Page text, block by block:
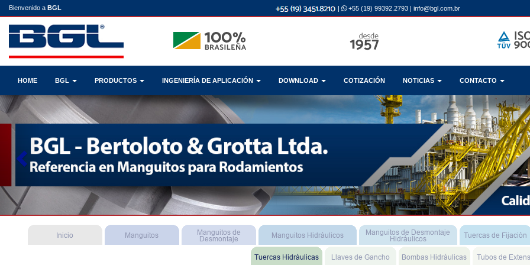
Bienvenido a BGL | +55 (19) 99392.2793 | info@bgl.com.br
HOME BGL PRODUCTOS INGENIERÍA DE APLICACIÓN DOWNLOAD COTIZACIÓN NOTICIAS CONTACTO
Previous